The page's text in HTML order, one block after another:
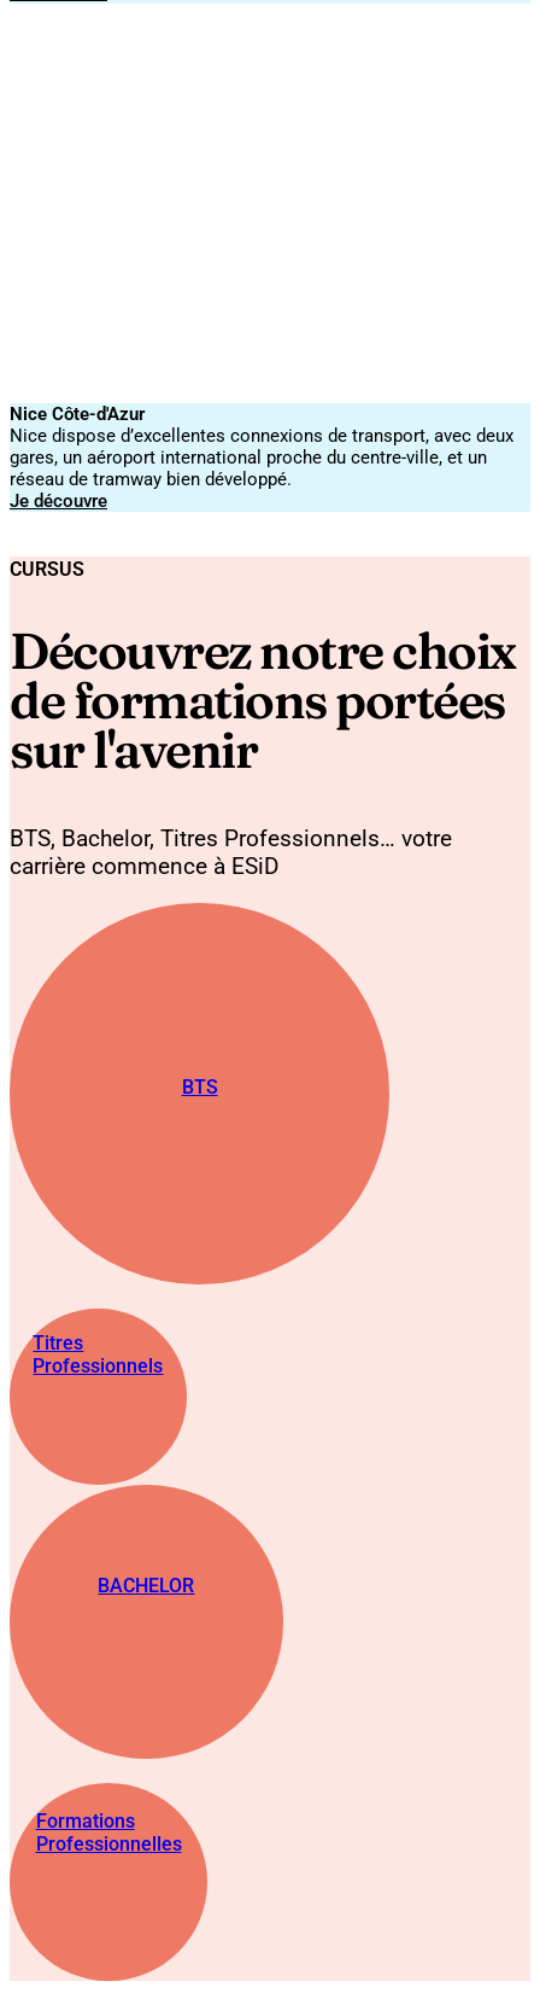
Nice Côte-d'Azur
Nice dispose d’excellentes connexions de transport, avec deux
gares, un aéroport international proche du centre-ville, et un
réseau de tramway bien développé.
Je découvre
CURSUS
Découvrez notre choix
de formations portées
sur l'avenir
BTS, Bachelor, Titres Professionnels… votre
carrière commence à ESiD
BTS
Titres
Professionnels
BACHELOR
Formations
Professionnelles